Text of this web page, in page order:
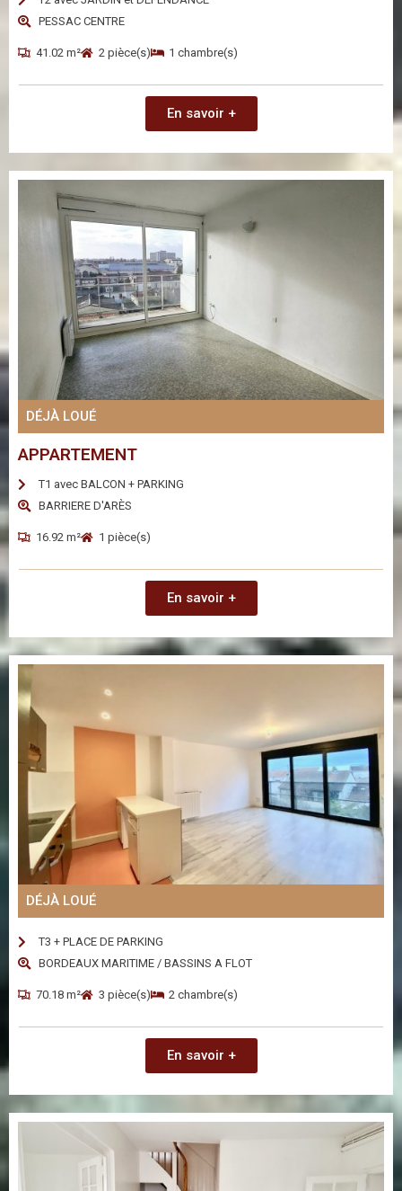
PESSAC CENTRE
41.02 m² 2 pièce(s) 1 chambre(s)
En savoir +
DÉJÀ LOUÉ
APPARTEMENT
T1 avec BALCON + PARKING
BARRIERE D'ARÈS
16.92 m² 1 pièce(s)
En savoir +
DÉJÀ LOUÉ
T3 + PLACE DE PARKING
BORDEAUX MARITIME / BASSINS A FLOT
70.18 m² 3 pièce(s) 2 chambre(s)
En savoir +